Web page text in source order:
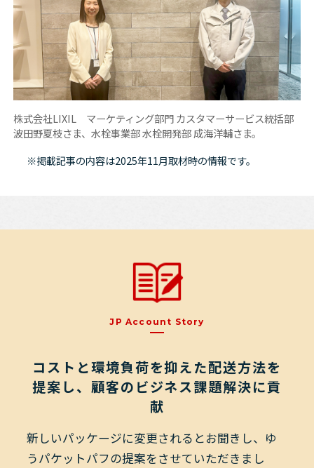
株式会社LIXIL マーケティング部門 カスタマーサービス統括部
波田野夏枝さま、水栓事業部 水栓開発部 成海洋輔さま。
※掲載記事の内容は2025年11月取材時の情報です。
JP Account Story
コストと環境負荷を抑えた配送方法を
提案し、顧客のビジネス課題解決に貢
献
新しいパッケージに変更されるとお聞きし、ゆ
うパケットパフの提案をさせていただきまし